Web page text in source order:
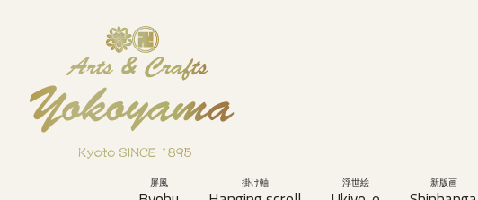
屏風 掛け軸 浮世絵 新版画